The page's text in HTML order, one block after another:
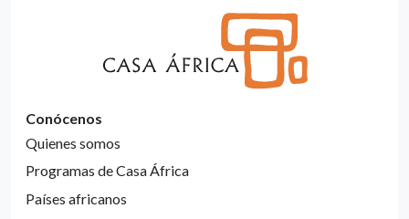
Conócenos
Quienes somos
Programas de Casa África
Países africanos